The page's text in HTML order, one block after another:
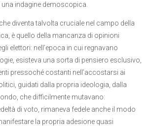
indagine demoscopica.
diventa talvolta cruciale nel campo della
è quello della mancanza di opinioni
elettori: nell’epoca in cui regnavano
esisteva una sorta di pensiero esclusivo,
pressoché costanti nell’accostarsi ai
guidati dalla propria ideologia, dalla
che difficilmente mutavano:
di voto, rimaneva fedele anche il modo
la propria adesione quasi